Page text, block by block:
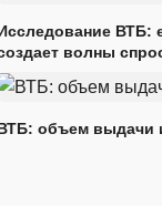
ВТБ:
волны
объем выдачи